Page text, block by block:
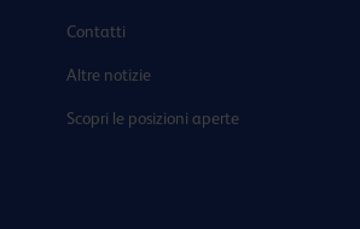
Contatti
Altre notizie
Scopri le posizioni aperte